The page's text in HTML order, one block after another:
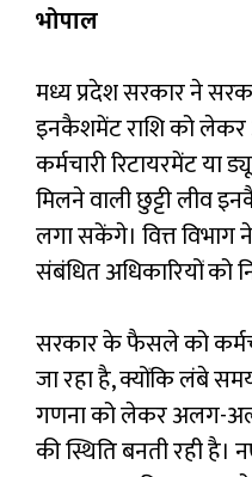
भोपाल
मध्य प्रदेश सरकार ने
इनकैशमेंट राशि को
कर्मचारी रिटायरमेंट या
मिलने वाली छुट्टी लीव
लगा सकेंगे। वित्त विभाग
संबंधित अधिकारियों को
सरकार के फैसले को
जा रहा है, क्योंकि लंबे
गणना को लेकर अलग-
की स्थिति बनती रही है।